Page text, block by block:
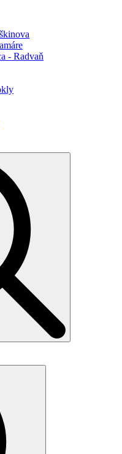
- Radvaň
Search